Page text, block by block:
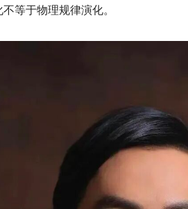
等于物理规律演化。